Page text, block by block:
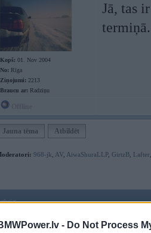
- Do Not Process
Kopš: 01. Nov 2004
No: Rīga
Ziņojumi: 2213
Braucu ar: Radziņu
Jā, tas
Jauna tēma Atbildēt
968-jk AV AiwaShuraLLP, GirtzB Lafter
Tas nav auto klubs un nav saistīts ar
|Reklāma